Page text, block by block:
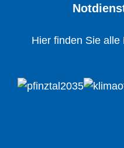
Hier finden Sie